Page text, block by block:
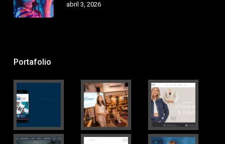
abril 3, 2026
Portafolio